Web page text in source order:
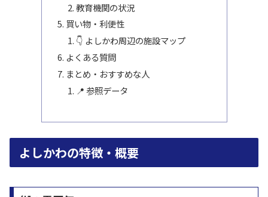
教育機関の状況
買い物・利便性
👇 よしかわ周辺の施設マップ
よくある質問
まとめ・おすすめな人
📍 参照データ
よしかわの特徴・概要